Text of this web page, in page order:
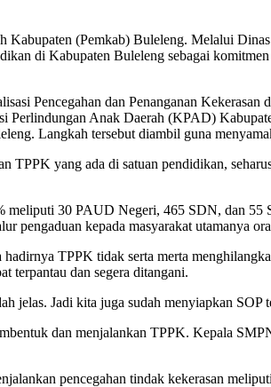
Kabupaten (Pemkab) Buleleng. Melalui
di Kabupaten Buleleng sebagai
Pencegahan dan Penanganan
Anak Daerah (KPAD)
Langkah tersebut diambil guna
TPPK yang ada di satuan pendidikan,
30 PAUD Negeri, 465 SDN, dan 55
pengaduan kepada masyarakat utamanya
TPPK tidak serta merta
terpantau dan segera ditangani.
jelas. Jadi kita juga sudah menyiapkan SOP
dan menjalankan TPPK. Kepala
pencegahan tindak kekerasan